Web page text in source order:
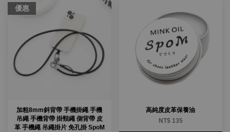
優惠
加粗8mm斜背帶 手機掛繩 手機
吊繩 手機背帶 掛頸繩 側背帶 皮
革 手機繩 吊繩掛片 免孔掛 SpoM
高純度皮革保養油
NT$ 135